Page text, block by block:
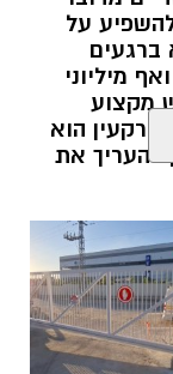
על
ברגעים
מיליוני
מקצוע
הוא
להעריך את
לכם את